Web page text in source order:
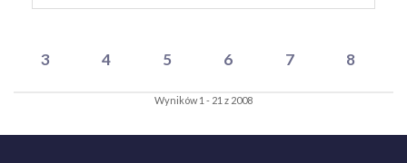
3 4 5 6 7 8
Wyników 1 - 21 z 2008